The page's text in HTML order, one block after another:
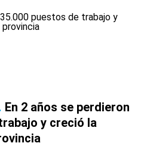
En 2 años se perdieron
y creció la